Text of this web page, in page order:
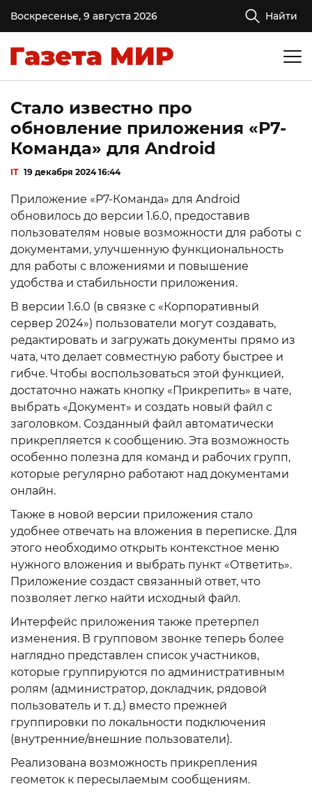
Воскресенье, 9 августа 2026 Найти
Стало известно про
обновление приложения «Р7-
Команда» для Android
IT 19 декабря 2024 16:44
Приложение «Р7-Команда» для Android
обновилось до версии 1.6.0, предоставив
пользователям новые возможности для работы с
документами, улучшенную функциональность
для работы с вложениями и повышение
удобства и стабильности приложения.
В версии 1.6.0 (в связке с «Корпоративный
сервер 2024») пользователи могут создавать,
редактировать и загружать документы прямо из
чата, что делает совместную работу быстрее и
гибче. Чтобы воспользоваться этой функцией,
достаточно нажать кнопку «Прикрепить» в чате,
выбрать «Документ» и создать новый файл с
заголовком. Созданный файл автоматически
прикрепляется к сообщению. Эта возможность
особенно полезна для команд и рабочих групп,
которые регулярно работают над документами
онлайн.
Также в новой версии приложения стало
удобнее отвечать на вложения в переписке. Для
этого необходимо открыть контекстное меню
нужного вложения и выбрать пункт «Ответить».
Приложение создаст связанный ответ, что
позволяет легко найти исходный файл.
Интерфейс приложения также претерпел
изменения. В групповом звонке теперь более
наглядно представлен список участников,
которые группируются по административным
ролям (администратор, докладчик, рядовой
пользователь и т. д.) вместо прежней
группировки по локальности подключения
(внутренние/внешние пользователи).
Реализована возможность прикрепления
геометок к пересылаемым сообщениям.